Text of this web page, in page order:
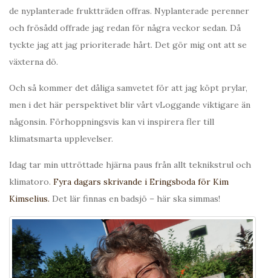
de nyplanterade fruktträden offras. Nyplanterade perenner
och frösådd offrade jag redan för några veckor sedan. Då
tyckte jag att jag prioriterade hårt. Det gör mig ont att se
växterna dö.
Och så kommer det dåliga samvetet för att jag köpt prylar,
men i det här perspektivet blir vårt vLoggande viktigare än
någonsin. Förhoppningsvis kan vi inspirera fler till
klimatsmarta upplevelser.
Idag tar min uttröttade hjärna paus från allt teknikstrul och
klimatoro. Fyra dagars skrivande i Eringsboda för Kim
Kimselius. Det lär finnas en badsjö – här ska simmas!